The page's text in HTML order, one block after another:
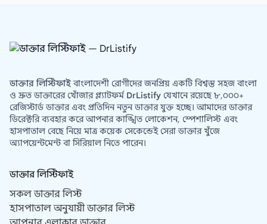
ডাক্তার লিস্টিফাইবাংলাদেশী রোগীদের জনপ্রিয় একটি বিশ্বস্ত সহজ বাংলা
ও দ্রুত ডাক্তারের খোঁজার প্ল্যাটফর্ম DrListify যেখানে রয়েছে ৮,০০০+
রেজিস্টার্ড ডাক্তার এবং প্রতিদিন নতুন ডাক্তার যুক্ত হচ্ছে। আমাদের ডাক্তার
ডিরেক্টরি ব্যবহার করে আপনার কাঙ্খিত লোকেশন, স্পেশালিস্ট এবং
হাসপাতাল বেছে নিয়ে মাত্র কয়েক সেকেন্ডেই সেরা ডাক্তার খুঁজে
অ্যাপয়েন্টমেন্ট বা সিরিয়াল নিতে পারেন।
ডাক্তার লিস্টিফাই
সকল ডাক্তার লিস্ট
হাসপাতাল অনুযায়ী ডাক্তার লিস্ট